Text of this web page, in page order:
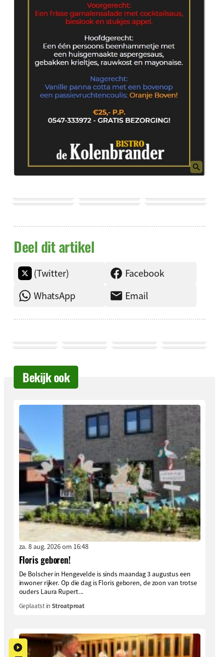
Deel dit artikel
(Twitter)
Facebook
WhatsApp
Email
Bekijk ook
za. 8 aug. 2026 om 16:48
Floris geboren!
De Bolscher in Hengevelde is sinds maandag 3 augustus een
inwoner rijker. Op die dag is Floris geboren, de zoon van trotse
ouders Laura Rupert...
Geplaatst inStroatproat